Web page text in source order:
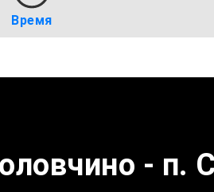
Время
- п.